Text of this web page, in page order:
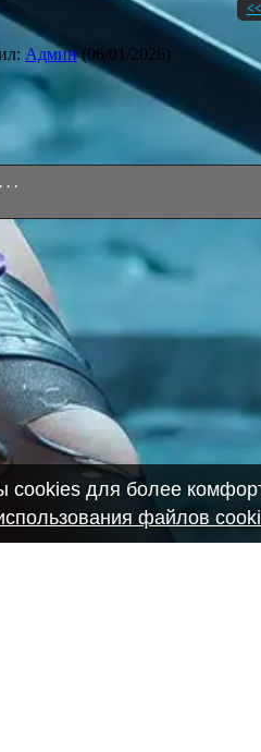
: Админ(06/01/2026)
cookies для более
файлов